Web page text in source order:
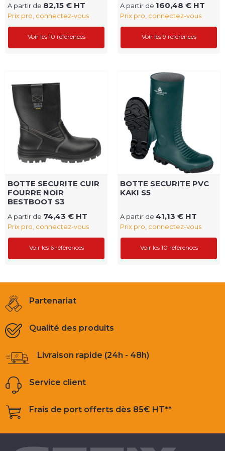
A partir de 82,15 € HT
Prix pro, connectez-vous
Voir les 10 références
A partir de 160,48 € HT
Prix pro, connectez-vous
Voir les 9 références
BOTTE SECURITE CUIR
FOURRE NOIR
BESTBOOT S3
A partir de 74,43 € HT
Prix pro, connectez-vous
Voir les 6 références
BOTTE SECURITE PVC
KAKI S5
A partir de 41,13 € HT
Prix pro, connectez-vous
Voir les 10 références
Partenariat
Qualité des produits
Livraison rapide (24h - 48h)
Service client
Frais de port offerts dès 85€ HT**